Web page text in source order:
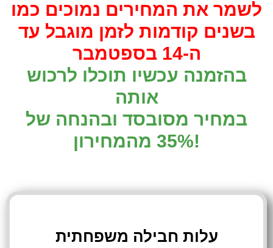
לשמר את המחירים נמוכים כמו
בשנים קודמות לזמן מוגבל עד
ה-14 בספטמבר
בהזמנה עכשיו תוכלו לרכוש
אותה
במחיר מסובסד ובהנחה של
35% מהמחירון!
עלות חבילה משפחתית